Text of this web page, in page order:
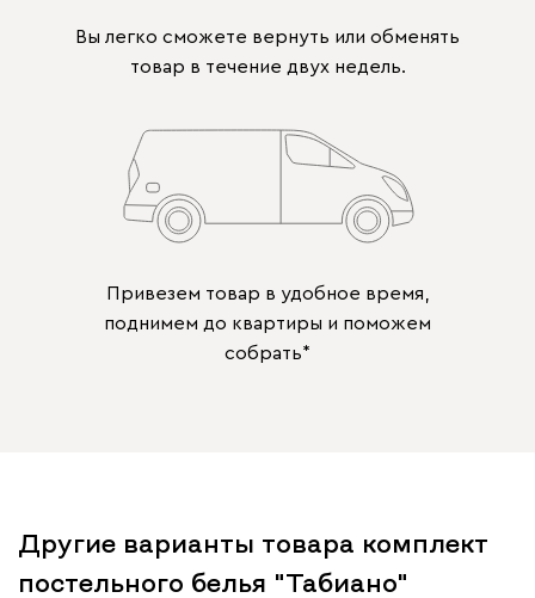
Вы легко сможете вернуть или обменять
товар в течение двух недель.
Привезем товар в удобное время,
поднимем до квартиры и поможем
собрать*
Другие варианты товара комплект
постельного белья "Табиано"